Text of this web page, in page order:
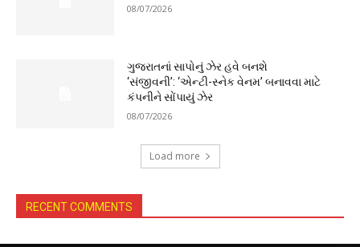
08/07/2026
ગુજરાતનાં સાપોનું ઝેર હવે બનશે
‘સંજીવની’: ‘એન્ટી-સ્નેક વેનમ’ બનાવવા માટે
કંપનીને સોંપાયું ઝેર
08/07/2026
Load more
RECENT COMMENTS